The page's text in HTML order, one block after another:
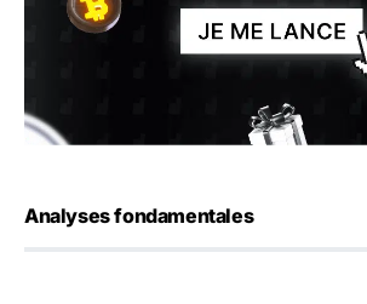
Analyses fondamentales